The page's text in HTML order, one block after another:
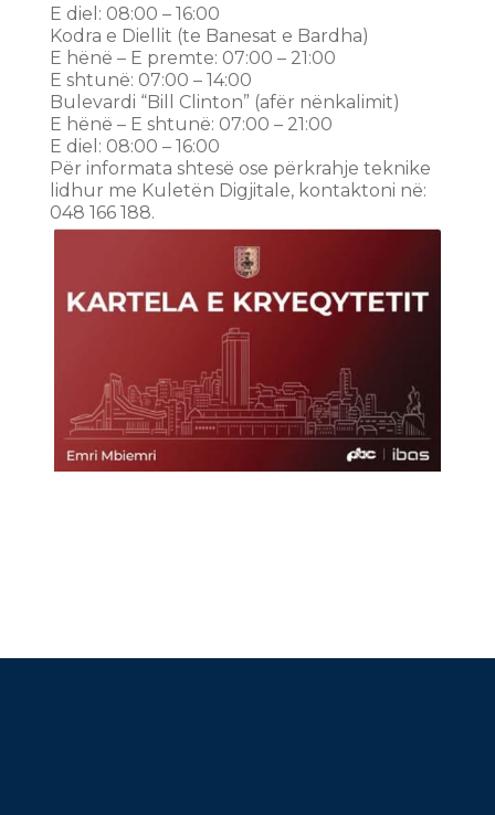
E diel: 08:00 – 16:00
Kodra e Diellit (te Banesat e Bardha)
E hënë – E premte: 07:00 – 21:00
E shtunë: 07:00 – 14:00
Bulevardi “Bill Clinton” (afër nënkalimit)
E hënë – E shtunë: 07:00 – 21:00
E diel: 08:00 – 16:00
Për informata shtesë ose përkrahje teknike
lidhur me Kuletën Digjitale, kontaktoni në:
048 166 188.